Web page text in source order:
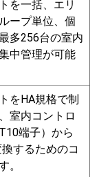
を一括、エリ
ープ単位、個
多256台の室内
中管理が可能
をHA規格で制
室内コントロ
端子）から
するためのコ
。